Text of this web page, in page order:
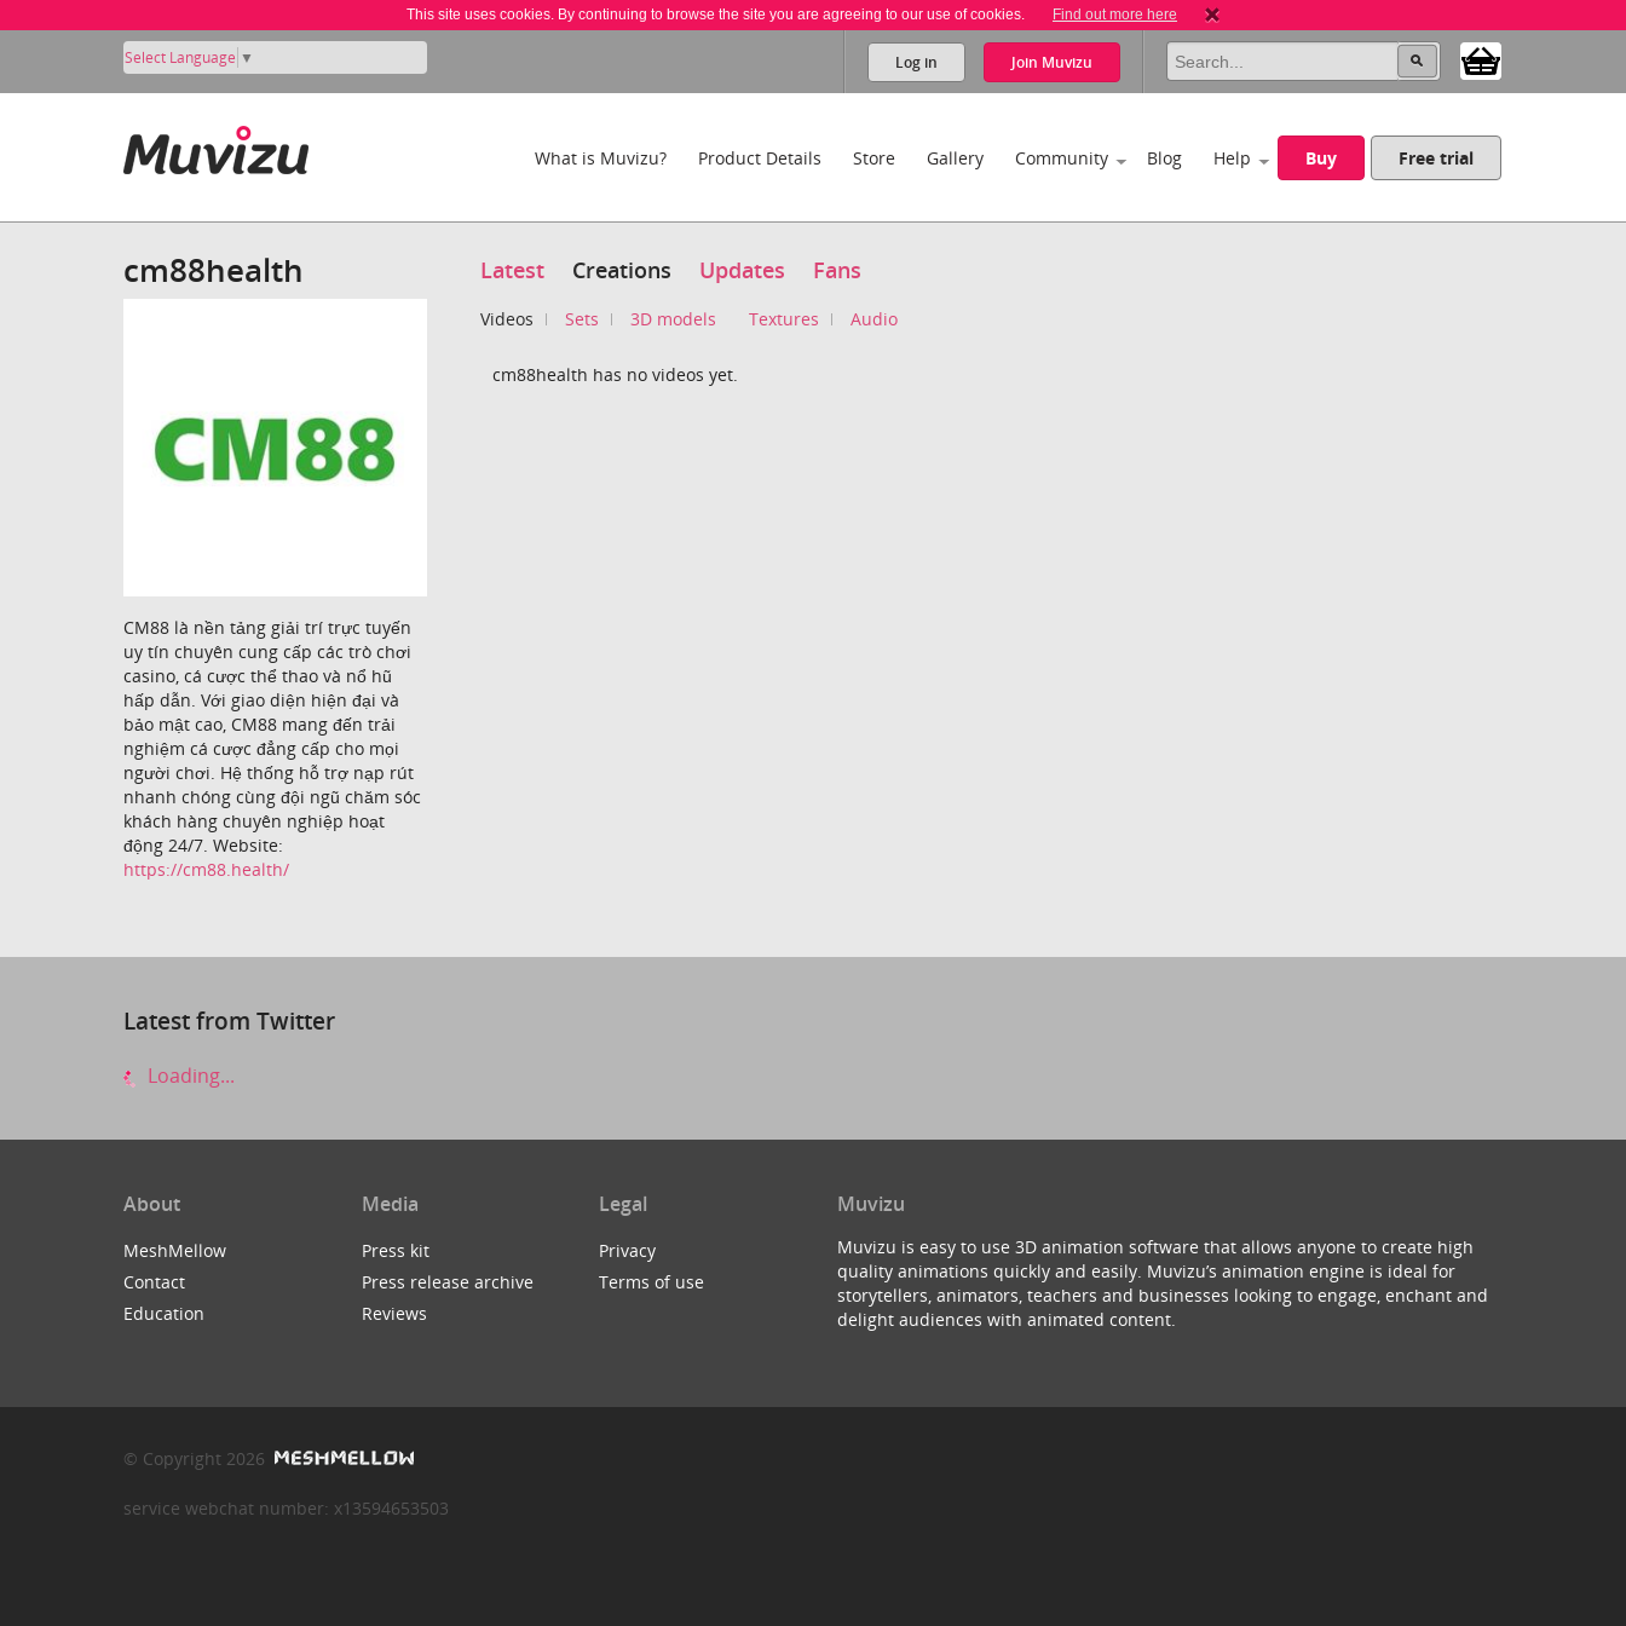
This site uses cookies. By continuing to browse the site you are agreeing to our use of cookies. Find out more here
Select Language ▼ Log in Join Muvizu
What is Muvizu? Product Details Store Gallery Community Blog Help Buy Free trial
cm88health
CM88 là nền tảng giải trí trực tuyến
uy tín chuyên cung cấp các trò chơi
casino, cá cược thể thao và nổ hũ
hấp dẫn. Với giao diện hiện đại và
bảo mật cao, CM88 mang đến trải
nghiệm cá cược đẳng cấp cho mọi
người chơi. Hệ thống hỗ trợ nạp rút
nhanh chóng cùng đội ngũ chăm sóc
khách hàng chuyên nghiệp hoạt
động 24/7. Website:
https://cm88.health/
Latest Creations Updates Fans
Videos Sets 3D models Textures Audio
cm88health has no videos yet.
Latest from Twitter
Loading...
About
MeshMellow
Contact
Education
Media
Press kit
Press release archive
Reviews
Legal
Privacy
Terms of use
Muvizu
Muvizu is easy to use 3D animation software that allows anyone to create high
quality animations quickly and easily. Muvizu’s animation engine is ideal for
storytellers, animators, teachers and businesses looking to engage, enchant and
delight audiences with animated content.
© Copyright 2026
service webchat number: x13594653503